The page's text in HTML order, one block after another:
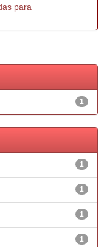
para
1
1
1
1
1